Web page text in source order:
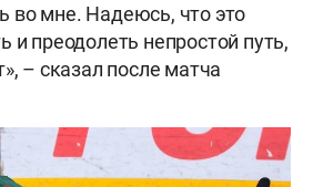
во мне. Надеюсь, что это
и преодолеть непростой путь,
– сказал после матча